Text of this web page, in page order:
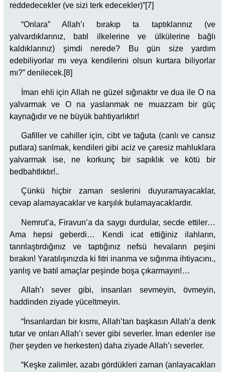
reddedecekler (ve sizi terk edecekler)”[7]
“Onlara” Allah’ı bırakıp ta taptıklarınız (ve
yalvardıklarınız, batıl ilkelerine ve ülkülerine bağlı
kaldıklarınız) şimdi nerede? Bu gün size yardım
edebiliyorlar mı veya kendilerini olsun kurtara biliyorlar
mı?” denilecek.[8]
İman ehli için Allah ne güzel sığınaktır ve dua ile O na
yalvarmak ve O na yaslanmak ne muazzam bir güç
kaynağıdır ve ne büyük bahtiyarlıktır!
Gafiller ve cahiller için, cibt ve tağuta (canlı ve cansız
putlara) sarılmak, kendileri gibi aciz ve çaresiz mahluklara
yalvarmak ise, ne korkunç bir sapıklık ve kötü bir
bedbahtlıktır!..
Çünkü hiçbir zaman seslerini duyuramayacaklar,
cevap alamayacaklar ve karşılık bulamayacaklardır.
Nemrut’a, Firavun’a da saygı durdular, secde ettiler…
Ama hepsi geberdi… Kendi icat ettiğiniz ilahların,
tanrılaştırdığınız ve taptığınız nefsü hevaların peşini
bırakın! Yaratılışınızda ki fıtri inanma ve sığınma ihtiyacını.,
yanlış ve batıl amaçlar peşinde boşa çıkarmayın!…
Allah’ı sever gibi, insanları sevmeyin, övmeyin,
haddinden ziyade yüceltmeyin.
“İnsanlardan bir kısmı, Allah’tan başkasın Allah’a denk
tutar ve onları Allah’ı sever gibi severler. İman edenler ise
(her şeyden ve herkesten) daha ziyade Allah’ı severler.
“Keşke zalimler, azabı gördükleri zaman (anlayacakları